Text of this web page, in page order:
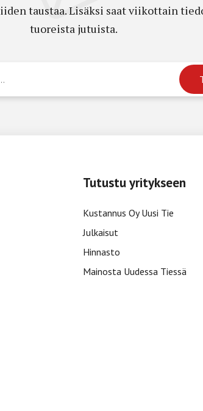
taustaa. Lisäksi saat viikottain
tuoreista jutuista.
Tutustu yritykseen
Kustannus Oy Uusi Tie
Julkaisut
Hinnasto
Mainosta Uudessa Tiessä